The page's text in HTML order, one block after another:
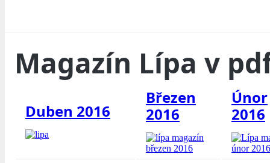
Magazín Lípa v
Duben 2016
Březen
2016
Únor
2016